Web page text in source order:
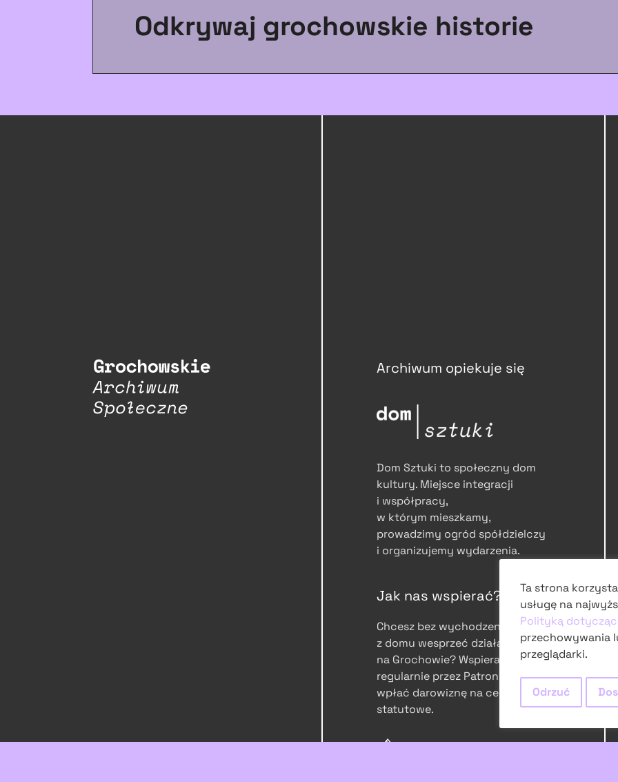
Odkrywaj grochowskie historie
Archiwum opiekuje się
Dom Sztuki to społeczny dom
kultury. Miejsce integracji
i współpracy,
w którym mieszkamy,
prowadzimy ogród spółdzielczy
i organizujemy wydarzenia.
Jak nas wspierać?
Chcesz bez wychodzenia
z domu wesprzeć działalność
na Grochowie? Wspieraj nas
regularnie przez Patronite lub
wpłać darowiznę na cele
statutowe.
Ta strona
usługę na
Polityką
przechowywania
przeglądarki.
Odrzuć